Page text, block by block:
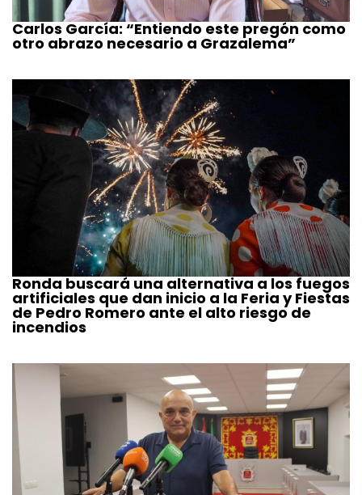
Carlos García: “Entiendo este pregón como
otro abrazo necesario a Grazalema”
Ronda buscará una alternativa a los fuegos
artificiales que dan inicio a la Feria y Fiestas
de Pedro Romero ante el alto riesgo de
incendios